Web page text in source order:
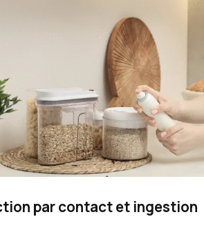
par contact et ingestion